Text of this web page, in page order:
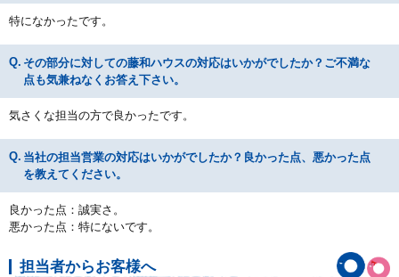
特になかったです。
その部分に対しての藤和ハウスの対応はいかがでしたか？ご不満な
点も気兼ねなくお答え下さい。
気さくな担当の方で良かったです。
当社の担当営業の対応はいかがでしたか？良かった点、悪かった点
を教えてください。
良かった点：誠実さ。
悪かった点：特にないです。
担当者からお客様へ